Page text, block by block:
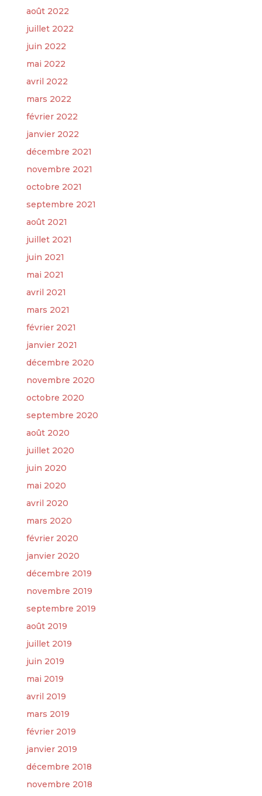
août 2022
juillet 2022
juin 2022
mai 2022
avril 2022
mars 2022
février 2022
janvier 2022
décembre 2021
novembre 2021
octobre 2021
septembre 2021
août 2021
juillet 2021
juin 2021
mai 2021
avril 2021
mars 2021
février 2021
janvier 2021
décembre 2020
novembre 2020
octobre 2020
septembre 2020
août 2020
juillet 2020
juin 2020
mai 2020
avril 2020
mars 2020
février 2020
janvier 2020
décembre 2019
novembre 2019
septembre 2019
août 2019
juillet 2019
juin 2019
mai 2019
avril 2019
mars 2019
février 2019
janvier 2019
décembre 2018
novembre 2018